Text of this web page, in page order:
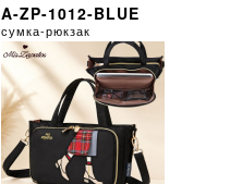
A-ZP-1012-BLUE
сумка-рюкзак